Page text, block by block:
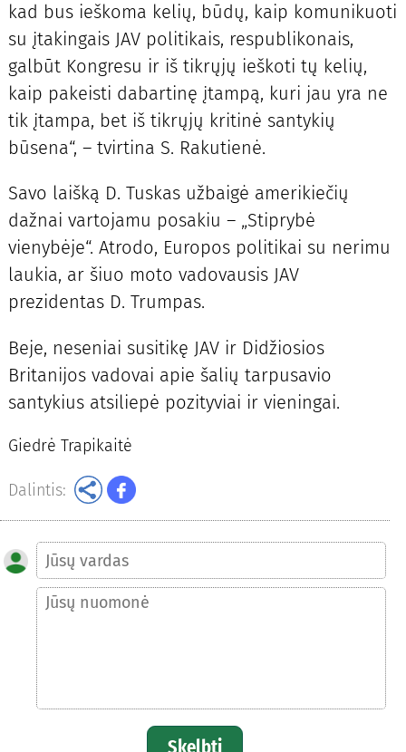
kad bus ieškoma kelių, būdų, kaip komunikuoti
su įtakingais JAV politikais, respublikonais,
galbūt Kongresu ir iš tikrųjų ieškoti tų kelių,
kaip pakeisti dabartinę įtampą, kuri jau yra ne
tik įtampa, bet iš tikrųjų kritinė santykių
būsena“, – tvirtina S. Rakutienė.
Savo laišką D. Tuskas užbaigė amerikiečių
dažnai vartojamu posakiu – „Stiprybė
vienybėje“. Atrodo, Europos politikai su nerimu
laukia, ar šiuo moto vadovausis JAV
prezidentas D. Trumpas.
Beje, neseniai susitikę JAV ir Didžiosios
Britanijos vadovai apie šalių tarpusavio
santykius atsiliepė pozityviai ir vieningai.
Giedrė Trapikaitė
Dalintis:
Skelbti